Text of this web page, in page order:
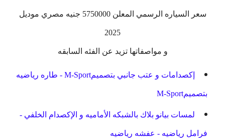
سعر السياره الرسمي المعلن 5750000 جنيه مصري موديل
2025
و مواصفاتها تزيد عن الفئه السابقه
إكصدامات و عتب جانبي بتصميمM-Sport - طاره رياضيه
بتصميمM-Sport
لمسات بيانو بلاك بالشبكه الأماميه و الإكصدام الخلفي -
فرامل رياضيه - عفشه رياضيه